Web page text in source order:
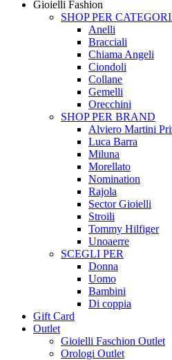
Gioielli Fashion
SHOP PER
Anelli
Bracciali
Chiama Angeli
Ciondoli
Collane
Gemelli
Orecchini
SHOP PER BRAND
Alviero Martini
Luca Barra
Miluna
Morellato
Nomination
Rajola
Sector Gioielli
Stroili
Tommy Hilfiger
Unoaerre
SCEGLI PER
Donna
Uomo
Bambini
Di coppia
Gift Card
Outlet
Gioielli Faschion Outlet
Orologi Outlet